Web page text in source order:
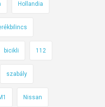
Hollandia
bicikli 112
szabály
Nissan